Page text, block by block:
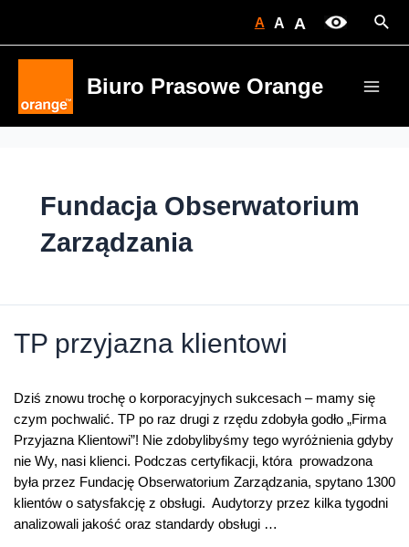
A A A
Biuro Prasowe Orange
Fundacja Obserwatorium
Zarządzania
TP przyjazna klientowi
Dziś znowu trochę o korporacyjnych sukcesach – mamy się
czym pochwalić. TP po raz drugi z rzędu zdobyła godło „Firma
Przyjazna Klientowi”! Nie zdobylibyśmy tego wyróżnienia gdyby
nie Wy, nasi klienci. Podczas certyfikacji, która prowadzona
była przez Fundację Obserwatorium Zarządzania, spytano 1300
klientów o satysfakcję z obsługi. Audytorzy przez kilka tygodni
analizowali jakość oraz standardy obsługi …